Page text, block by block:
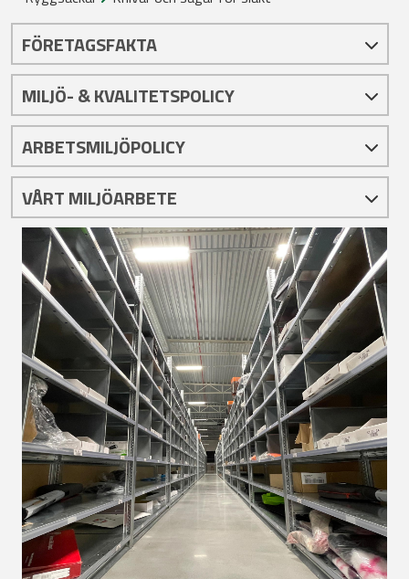
FÖRETAGSFAKTA
MILJÖ- & KVALITETSPOLICY
ARBETSMILJÖPOLICY
VÅRT MILJÖARBETE